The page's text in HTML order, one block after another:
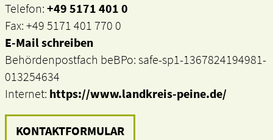
Telefon:+49 5171 401 0
Fax: +49 5171 401 770 0
E-Mail schreiben
Behördenpostfach beBPo: safe-sp1-1367824194981-
013254634
Internet: https://www.landkreis-peine.de/
KONTAKTFORMULAR